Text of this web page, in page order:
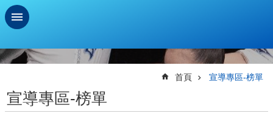
跳到主要內容區塊
階
學
首頁 宣導專區-榜單
宣導專區-榜單